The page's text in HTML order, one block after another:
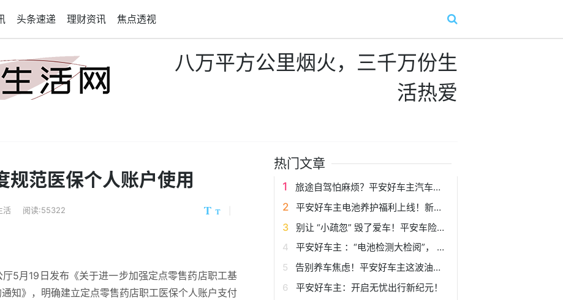
头条速递 理财资讯 焦点透视
八万平方公里烟火，三千万份生
活热爱
规范医保个人账户使用
活 阅读:55322
月19日发布《关于进一步加强定点零售药店职工基
知》，明确建立定点零售药店职工医保个人账户支付
热门文章
旅途自驾怕麻烦？平安好车主汽车托运，让您从 “省心” 开始！
平安好车主电池养护福利上线！新能源车主的夏日安心之选!
别让 “小疏忽” 毁了爱车！平安车险喊你查油液、享福利，养车原来这么简单！
平安好车主 ：“电池检测大检阅”， 给爱车 “心脏” 做 1 元体检！
告别养车焦虑！平安好车主这波油液养护福利，车主必看！
平安好车主：开启无忧出行新纪元！